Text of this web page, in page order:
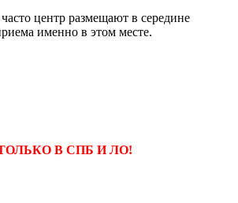
центр размещают в середине
именно в этом месте.
В СПБ И ЛО!